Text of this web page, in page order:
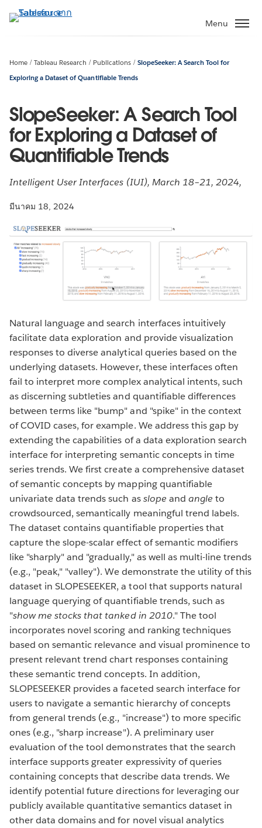
ไป
หลัก
Menu
Home Tableau Research Publications
SlopeSeeker: A Search Tool for
Exploring a Dataset of Quantifiable Trends
SlopeSeeker: A Search Tool
for Exploring a Dataset of
Quantifiable Trends
Intelligent User Interfaces (IUI), March 18–21, 2024,
มีนาคม 18, 2024
Natural language and search interfaces intuitively
facilitate data exploration and provide visualization
responses to diverse analytical queries based on the
underlying datasets. However, these interfaces often
fail to interpret more complex analytical intents, such
as discerning subtleties and quantifiable differences
between terms like "bump" and "spike" in the context
of COVID cases, for example. We address this gap by
extending the capabilities of a data exploration search
interface for interpreting semantic concepts in time
series trends. We first create a comprehensive dataset
of semantic concepts by mapping quantifiable
univariate data trends such asslope and angle to
crowdsourced, semantically meaningful trend labels.
The dataset contains quantifiable properties that
capture the slope-scalar effect of semantic modifiers
like "sharply" and "gradually," as well as multi-line trends
(e.g., "peak," "valley"). We demonstrate the utility of this
dataset in SLOPESEEKER, a tool that supports natural
language querying of quantifiable trends, such as
"show me stocks that tanked in 2010." The tool
incorporates novel scoring and ranking techniques
based on semantic relevance and visual prominence to
present relevant trend chart responses containing
these semantic trend concepts. In addition,
SLOPESEEKER provides a faceted search interface for
users to navigate a semantic hierarchy of concepts
from general trends (e.g., "increase") to more specific
ones (e.g., "sharp increase"). A preliminary user
evaluation of the tool demonstrates that the search
interface supports greater expressivity of queries
containing concepts that describe data trends. We
identify potential future directions for leveraging our
publicly available quantitative semantics dataset in
other data domains and for novel visual analytics